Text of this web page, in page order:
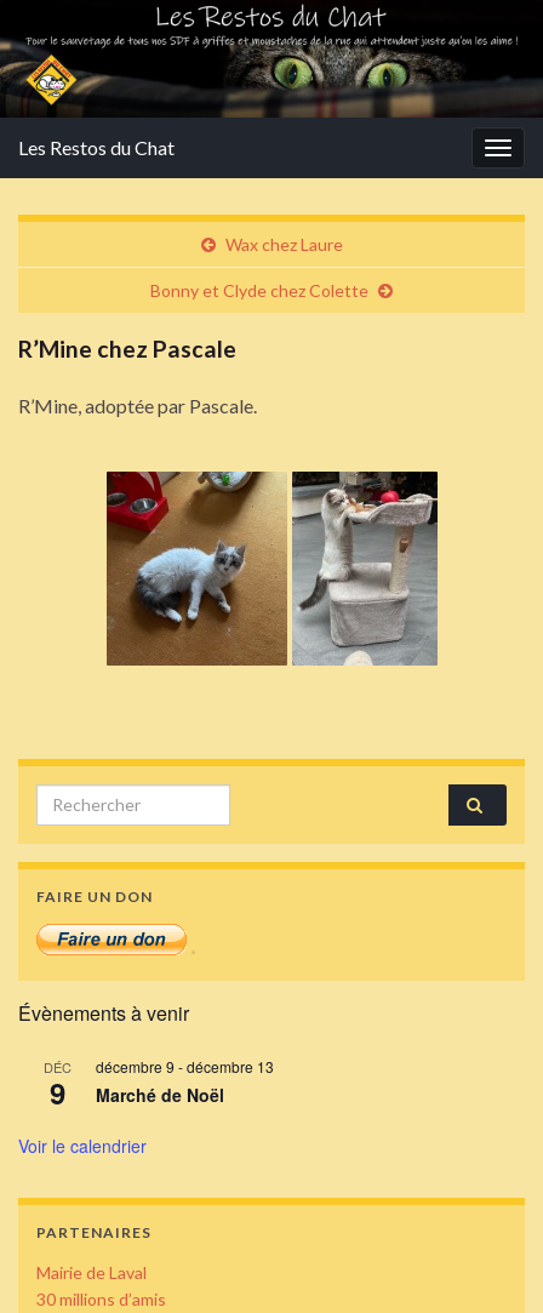
Les Restos du Chat
Wax chez Laure
Bonny et Clyde chez Colette
R’Mine chez Pascale
R’Mine, adoptée par Pascale.
Search for:
FAIRE UN DON
Évènements à venir
DÉC
9
décembre 9 -décembre 13
Marché de Noël
Voir le calendrier
PARTENAIRES
Mairie de Laval
30 millions d’amis